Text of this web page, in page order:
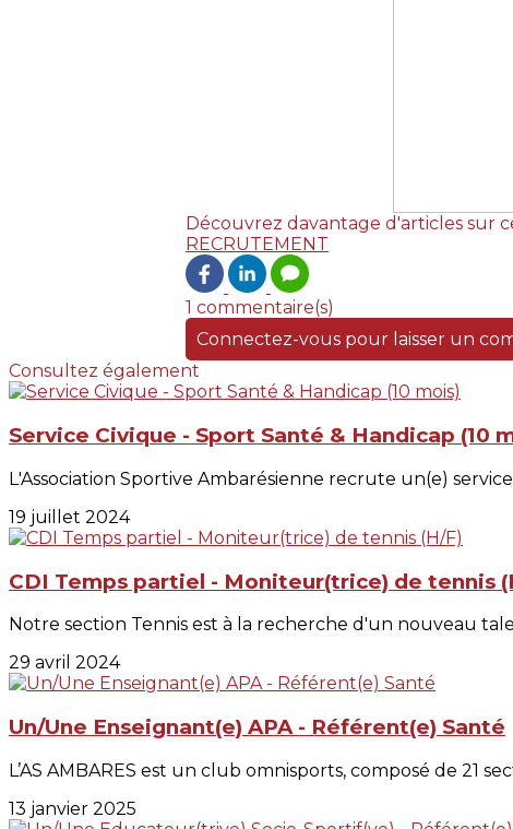
Découvrez davantage d'articles sur
RECRUTEMENT
1 commentaire(s)
Connectez-vous pour laisser un
Consultez également
Service Civique - Sport Santé & Handicap (10
L'Association Sportive Ambarésienne recrute un(e)
19 juillet 2024
CDI Temps partiel - Moniteur(trice) de tennis
Notre section Tennis est à la recherche d'un nouveau
29 avril 2024
Un/Une Enseignant(e) APA - Référent(e) Santé
L’AS AMBARES est un club omnisports, composé de 21
13 janvier 2025